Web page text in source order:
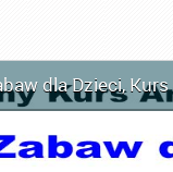
dla Dzieci,